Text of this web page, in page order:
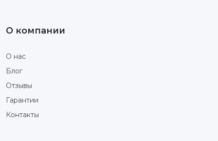
О компании
О нас
Блог
Отзывы
Гарантии
Контакты